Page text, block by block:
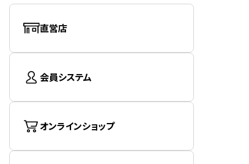
直営店
会員システム
オンラインショップ